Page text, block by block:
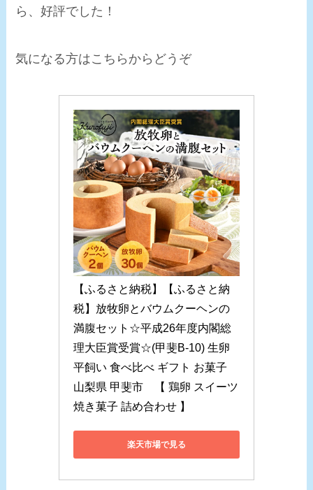
ら、好評でした！
気になる方はこちらからどうぞ
【ふるさと納税】【ふるさと納
税】放牧卵とバウムクーヘンの
満腹セット☆平成26年度内閣総
理大臣賞受賞☆(甲斐B-10) 生卵
平飼い 食べ比べ ギフト お菓子
山梨県 甲斐市　【 鶏卵 スイーツ
焼き菓子 詰め合わせ 】
楽天市場で見る